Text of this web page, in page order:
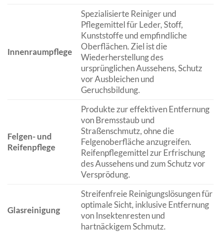
Innenraumpflege
Spezialisierte Reiniger und
Pflegemittel für Leder, Stoff,
Kunststoffe und empfindliche
Oberflächen. Ziel ist die
Wiederherstellung des
ursprünglichen Aussehens, Schutz
vor Ausbleichen und
Geruchsbildung.
Felgen- und
Reifenpflege
Produkte zur effektiven Entfernung
von Bremsstaub und
Straßenschmutz, ohne die
Felgenoberfläche anzugreifen.
Reifenpflegemittel zur Erfrischung
des Aussehens und zum Schutz vor
Versprödung.
Glasreinigung
Streifenfreie Reinigungslösungen für
optimale Sicht, inklusive Entfernung
von Insektenresten und
hartnäckigem Schmutz.